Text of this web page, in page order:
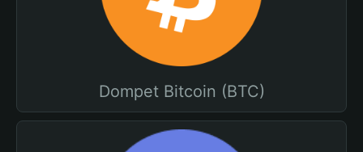
Dompet Bitcoin (BTC)